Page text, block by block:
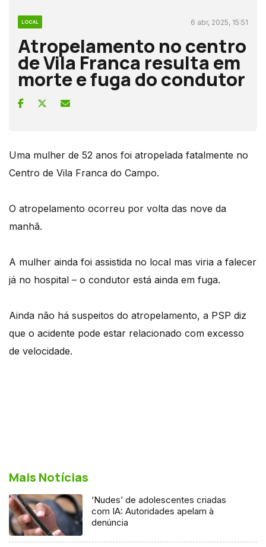
LOCAL 6 abr, 2025, 15:51
Atropelamento no centro
de Vila Franca resulta em
morte e fuga do condutor
Uma mulher de 52 anos foi atropelada fatalmente no
Centro de Vila Franca do Campo.
O atropelamento ocorreu por volta das nove da
manhã.
A mulher ainda foi assistida no local mas viria a falecer
já no hospital – o condutor está ainda em fuga.
Ainda não há suspeitos do atropelamento, a PSP diz
que o acidente pode estar relacionado com excesso
de velocidade.
Mais Notícias
‘Nudes’ de adolescentes criadas
com IA: Autoridades apelam à
denúncia